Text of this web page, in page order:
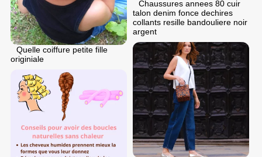
Chaussures annees 80 cuir
talon denim fonce dechires
collants resille bandouliere noir
argent
Quelle coiffure petite fille
originiale